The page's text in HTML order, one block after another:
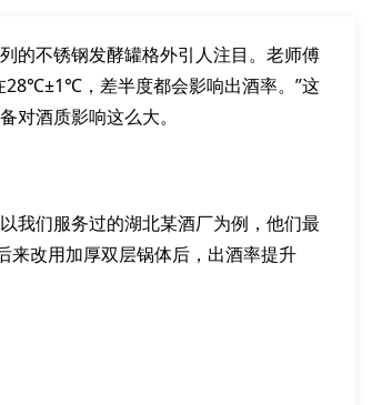
的不锈钢发酵罐格外引人注目。老师傅
28℃±1℃，差半度都会影响出酒率。”这
酒质影响这么大。
我们服务过的湖北某酒厂为例，他们最
来改用加厚双层锅体后，出酒率提升